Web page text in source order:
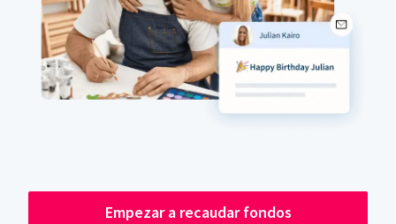
Empezar a recaudar fondos